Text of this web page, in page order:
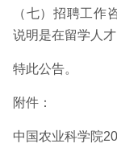
（七）招聘工作
说明是在留学人
特此公告。
附件：
中国农业科学院